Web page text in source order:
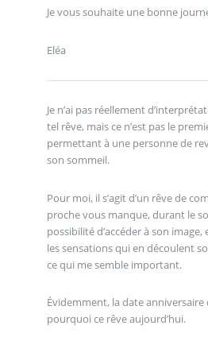
Je vous souhaite une bonne
Eléa
Je n’ai pas réellement
tel rêve, mais ce n’est pas le
permettant à une personne de
son sommeil.
Pour moi, il s’agit d’un rêve de
proche vous manque, durant le
possibilité d’accéder à son
les sensations qui en découlent
ce qui me semble important.
Évidemment, la date anniversaire
pourquoi ce rêve aujourd’hui.